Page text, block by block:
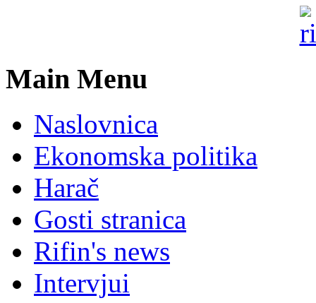
Main Menu
Naslovnica
Ekonomska politika
Harač
Gosti stranica
Rifin's news
Intervjui